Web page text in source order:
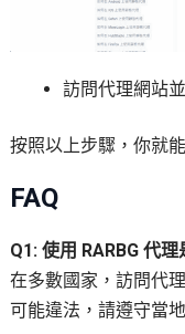
訪問代理網站
按照以上步驟，你就
FAQ
Q1: 使用 RARBG 代理
在多數國家，訪問代
可能違法，請遵守當